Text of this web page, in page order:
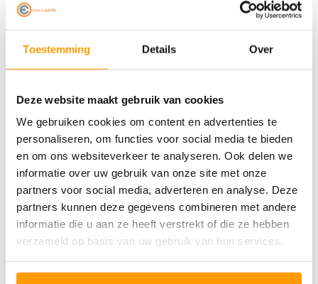
Toestemming Details Over
Deze website maakt gebruik van cookies
We gebruiken cookies om content en advertenties te
personaliseren, om functies voor social media te bieden
en om ons websiteverkeer te analyseren. Ook delen we
informatie over uw gebruik van onze site met onze
partners voor social media, adverteren en analyse. Deze
partners kunnen deze gegevens combineren met andere
informatie die u aan ze heeft verstrekt of die ze hebben
verzameld op basis van uw gebruik van hun services.
beschikbaar en is het afhankelijk van je toepassing
kwaliteit zijn hierbij belangrijk voor het juiste gebruik.
rekfolie wordt het product onder de folie niet zichtbaar.
Zo bescherm je je duurdere producten en zorg je voor
veiligheid en preventie tegen diefstal. Ook heeft deze
folie een hogere bescherming tegen UV-straling.
Euro-Label heeft een groot assortiment in stretchfolie
en verpakkingstape en levert direct uit voorraad.